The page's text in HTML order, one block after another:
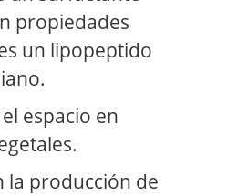
propiedades
un lipopeptido
espacio en
la producción de